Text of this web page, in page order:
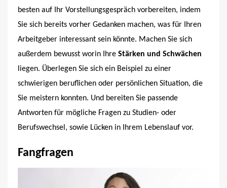
besten auf Ihr Vorstellungsgespräch vorbereiten, indem
Sie sich bereits vorher Gedanken machen, was für Ihren
Arbeitgeber interessant sein könnte. Machen Sie sich
außerdem bewusst worin Ihre Stärken und Schwächen
liegen. Überlegen Sie sich ein Beispiel zu einer
schwierigen beruflichen oder persönlichen Situation, die
Sie meistern konnten. Und bereiten Sie passende
Antworten für mögliche Fragen zu Studien- oder
Berufswechsel, sowie Lücken in Ihrem Lebenslauf vor.
Fangfragen